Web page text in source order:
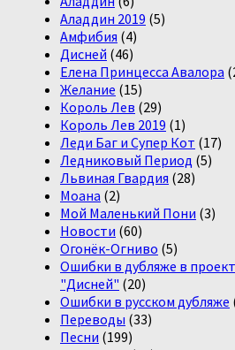
Аладдин 2019 (5)
Амфибия (4)
Дисней (46)
Елена Принцесса Авалора
Желание (15)
Король Лев (29)
Король Лев 2019 (1)
Леди Баг и Супер Кот (17)
Ледниковый Период (5)
Львиная Гвардия (28)
Моана (2)
Мой Маленький Пони (3)
Новости (60)
Огонёк-Огниво (5)
Ошибки в дубляже в
"Дисней" (20)
Ошибки в русском дубляже
Переводы (33)
Песни (199)